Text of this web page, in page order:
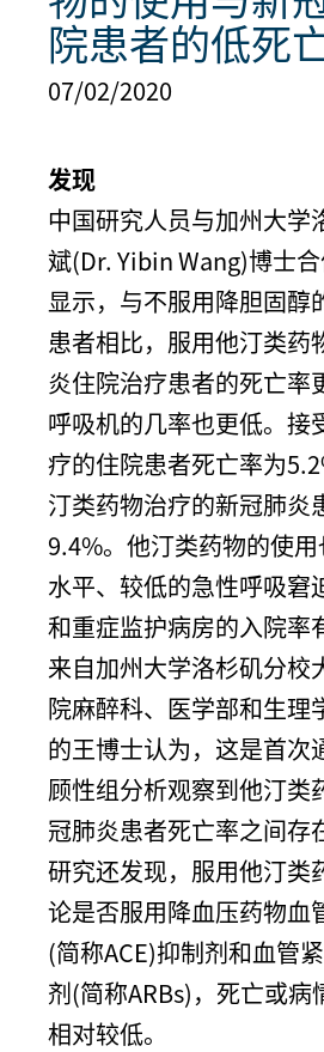
院患者的低死
07/02/2020
发现
中国研究人员与加州大学
斌(Dr. Yibin Wang)博士
显示，与不服用降胆固醇
患者相比，服用他汀类药
炎住院治疗患者的死亡率
呼吸机的几率也更低。接
疗的住院患者死亡率为
汀类药物治疗的新冠肺炎
9.4%。他汀类药物的使
水平、较低的急性呼吸窘
和重症监护病房的入院率
来自加州大学洛杉矶分
院麻醉科、医学部和生理
的王博士认为，这是首次
顾性组分析观察到他汀类
冠肺炎患者死亡率之间存
研究还发现，服用他汀类
论是否服用降血压药物血
(简称ACE)抑制剂和血管
剂(简称ARBs)，死亡或病
相对较低。